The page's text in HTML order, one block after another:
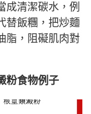
成清潔碳水，例
替飯糰，把炒麵
脂，阻礙肌肉對
粉食物例子